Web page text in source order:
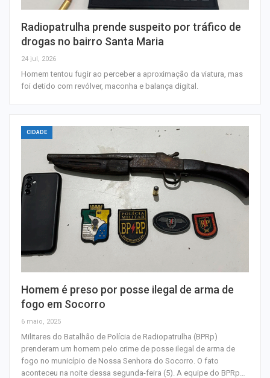
Radiopatrulha prende suspeito por tráfico de
drogas no bairro Santa Maria
24 jul, 2026
Homem tentou fugir ao perceber a aproximação da viatura, mas
foi detido com revólver, maconha e balança digital.
CIDADE
Homem é preso por posse ilegal de arma de
fogo em Socorro
6 maio, 2025
Militares do Batalhão de Polícia de Radiopatrulha (BPRp)
prenderam um homem pelo crime de posse ilegal de arma de
fogo no município de Nossa Senhora do Socorro. O fato
aconteceu na noite dessa segunda-feira (5). A equipe do BPRp…